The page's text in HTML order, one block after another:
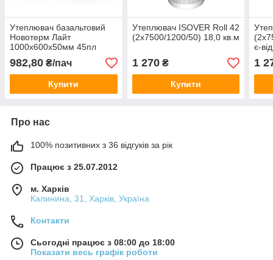
Утеплювач базальтовий
Новотерм Лайт
1000х600х50мм 45пл
(7,20 м кв)
982,80 ₴/пач
Купити
Утеплювач ISOVER Roll 42
(2х7500/1200/50) 18,0 кв.м
1 270₴
Купити
є-
1
Про нас
100% позитивних з 36 відгуків за рік
Працює з 25.07.2012
м. Харків
Калинина, 31, Харків, Україна
Контакти
Сьогодні працює з 08:00 до 18:00
Показати весь графік роботи